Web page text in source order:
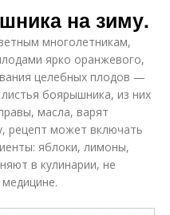
на зиму.
многолетникам,
ярко оранжевого,
целебных плодов —
боярышника, из них
масла, варят
рецепт может включать
яблоки, лимоны,
в кулинарии, не